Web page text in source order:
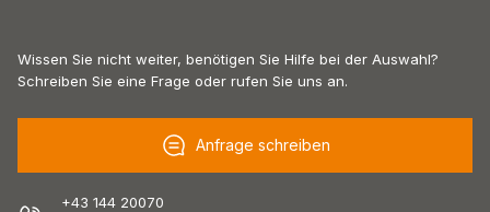
Wissen Sie nicht weiter, benötigen Sie Hilfe bei der Auswahl?
Schreiben Sie eine Frage oder rufen Sie uns an.
Anfrage schreiben
+43 144 20070